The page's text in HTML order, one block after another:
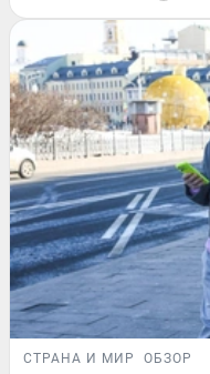
СТРАНА И МИР ОБЗОР